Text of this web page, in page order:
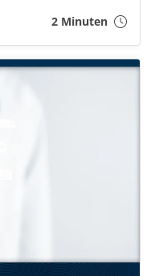
2 Minuten